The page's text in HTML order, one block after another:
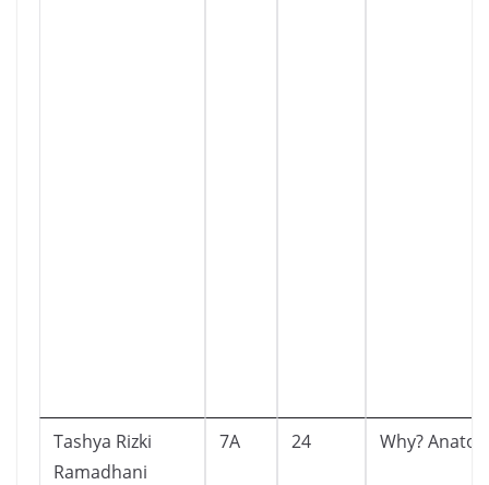
Tashya Rizki
Ramadhani
7A 24 Why?